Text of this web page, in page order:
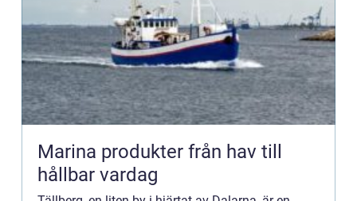
Marina produkter från hav till
hållbar vardag